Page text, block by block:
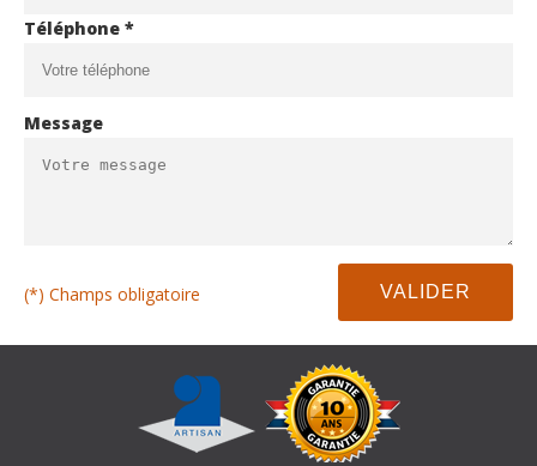
Téléphone *
Message
(*) Champs obligatoire